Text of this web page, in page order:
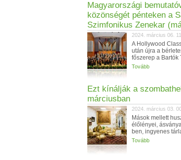
Magyarországi
közönségét pénteken a
Szimfonikus Zenekar
2024. március 06.
A Hollywood
után újra a
főszerep a Bartók
Tovább
Ezt kínálják a
márciusban
2024. március 03.
Mások mellett
élőlényei,
ben, ingyenes
Tovább